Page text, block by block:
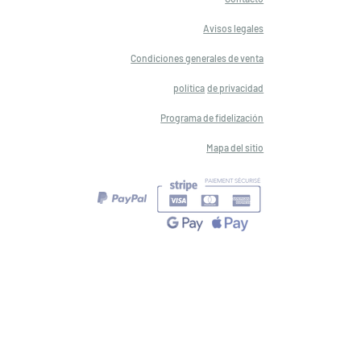
Avisos legales
Condiciones generales de venta
política de privacidad
Programa de fidelización
Mapa del sitio